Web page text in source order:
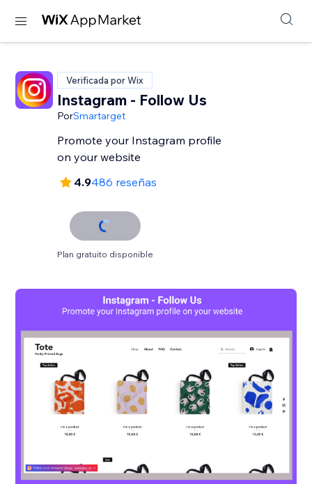
Verificada por Wix
Instagram - Follow Us
PorSmartarget
Promote your Instagram profile
on your website
4.9486 reseñas
Plan gratuito disponible